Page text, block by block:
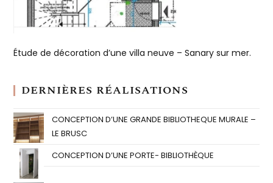
Étude de décoration d’une villa neuve – Sanary sur mer.
DERNIÈRES RÉALISATIONS
CONCEPTION D’UNE GRANDE BIBLIOTHEQUE MURALE –
LE BRUSC
CONCEPTION D’UNE PORTE- BIBLIOTHÈQUE